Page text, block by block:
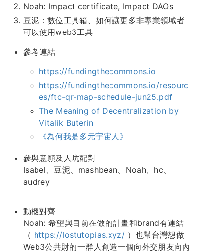
Noah: Impact certificate, Impact DAOs
豆泥：數位工具箱、如何讓更多非專業領域者
可以使用web3工具
參考連結
https://fundingthecommons.io
https://fundingthecommons.io/resourc
es/ftc-qr-map-schedule-jun25.pdf
The Meaning of Decentralization by
Vitalik Buterin
《為何我是多元宇宙人》
參與意願及人坑配對
Isabel、豆泥、mashbean、Noah、hc、
audrey
動機對齊
Noah: 希望與目前在做的計畫和brand有連結
（ https://lostutopias.xyz/ ）也幫台灣想做
Web3公共財的一群人創造一個向外交朋友向內